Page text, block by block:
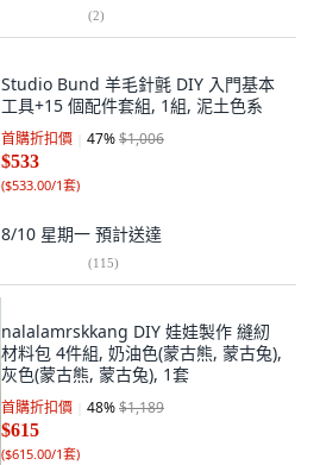
(2)
Studio Bund 羊毛針氈 DIY 入門基本
工具+15 個配件套組, 1組, 泥土色系
首購折扣價 47%$1,006
$533
($533.00/1套)
8/10 星期一 預計送達
(115)
nalalamrskkang DIY 娃娃製作 縫紉
材料包 4件組, 奶油色(蒙古熊, 蒙古兔),
灰色(蒙古熊, 蒙古兔), 1套
首購折扣價 48%$1,189
$615
($615.00/1套)